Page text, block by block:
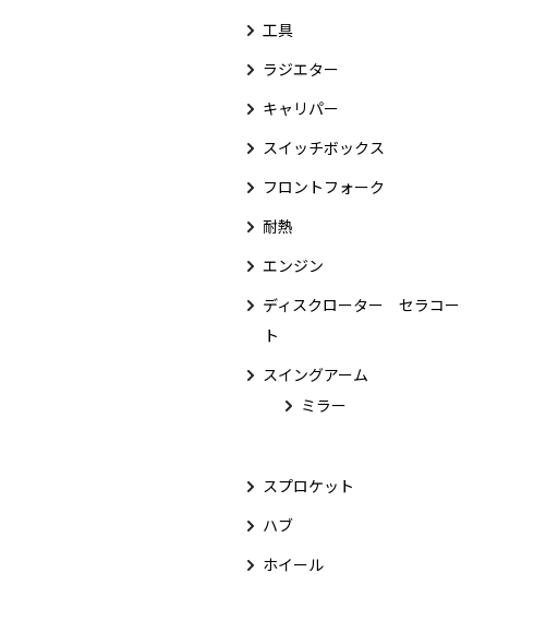
工具
ラジエター
キャリパー
スイッチボックス
フロントフォーク
耐熱
エンジン
ディスクローター セラコー
ト
スイングアーム
ミラー
スプロケット
ハブ
ホイール